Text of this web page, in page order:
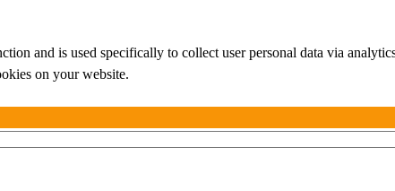
and is used specifically to collect user personal data via
on your website.